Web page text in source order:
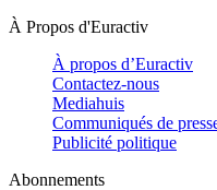
À Propos d'Euractiv
À propos d’Euractiv
Contactez-nous
Mediahuis
Communiqués de
Publicité politique
Abonnements